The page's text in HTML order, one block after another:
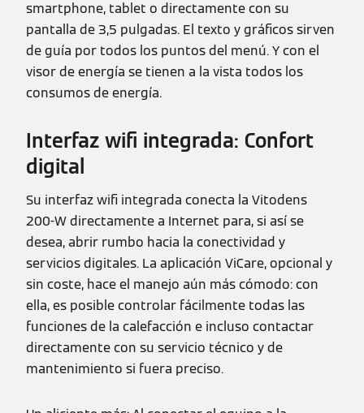
smartphone, tablet o directamente con su
pantalla de 3,5 pulgadas. El texto y gráficos sirven
de guía por todos los puntos del menú. Y con el
visor de energía se tienen a la vista todos los
consumos de energía.
Interfaz wifi integrada: Confort
digital
Su interfaz wifi integrada conecta la Vitodens
200-W directamente a Internet para, si así se
desea, abrir rumbo hacia la conectividad y
servicios digitales. La aplicación ViCare, opcional y
sin coste, hace el manejo aún más cómodo: con
ella, es posible controlar fácilmente todas las
funciones de la calefacción e incluso contactar
directamente con su servicio técnico y de
mantenimiento si fuera preciso.